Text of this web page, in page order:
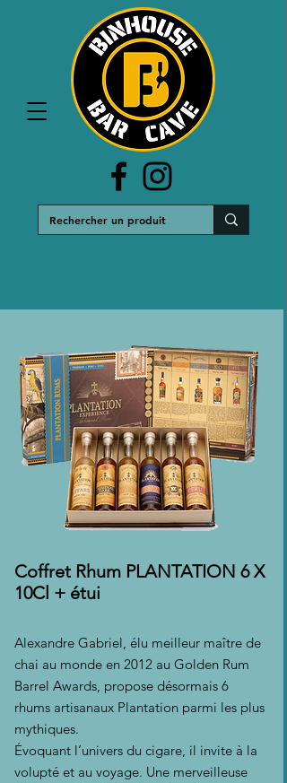
Coffret Rhum PLANTATION 6 X
10Cl + étui
Alexandre Gabriel, élu meilleur maître de
chai au monde en 2012 au Golden Rum
Barrel Awards, propose désormais 6
rhums artisanaux Plantation parmi les plus
mythiques.
Évoquant l’univers du cigare, il invite à la
volupté et au voyage. Une merveilleuse